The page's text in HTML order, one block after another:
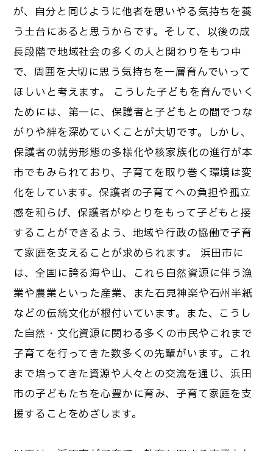
が、自分と同じように他者を思いやる気持ちを養
う土台にあると思うからです。そして、以後の成
長段階で地域社会の多くの人と関わりをもつ中
で、周囲を大切に思う気持ちを一層育んでいって
ほしいと考えます。 こうした子どもを育んでいく
ためには、第一に、保護者と子どもとの間でつな
がりや絆を深めていくことが大切です。しかし、
保護者の就労形態の多様化や核家族化の進行が本
市でもみられており、子育てを取り巻く環境は変
化をしています。保護者の子育てへの負担や孤立
感を和らげ、保護者がゆとりをもって子どもと接
することができるよう、地域や行政の協働で子育
て家庭を支えることが求められます。 浜田市に
は、全国に誇る海や山、これら自然資源に伴う漁
業や農業といった産業、また石見神楽や石州半紙
などの伝統文化が根付いています。また、こうし
た自然・文化資源に関わる多くの市民やこれまで
子育てを行ってきた数多くの先輩がいます。これ
まで培ってきた資源や人々との交流を通じ、浜田
市の子どもたちを心豊かに育み、子育て家庭を支
援することをめざします。